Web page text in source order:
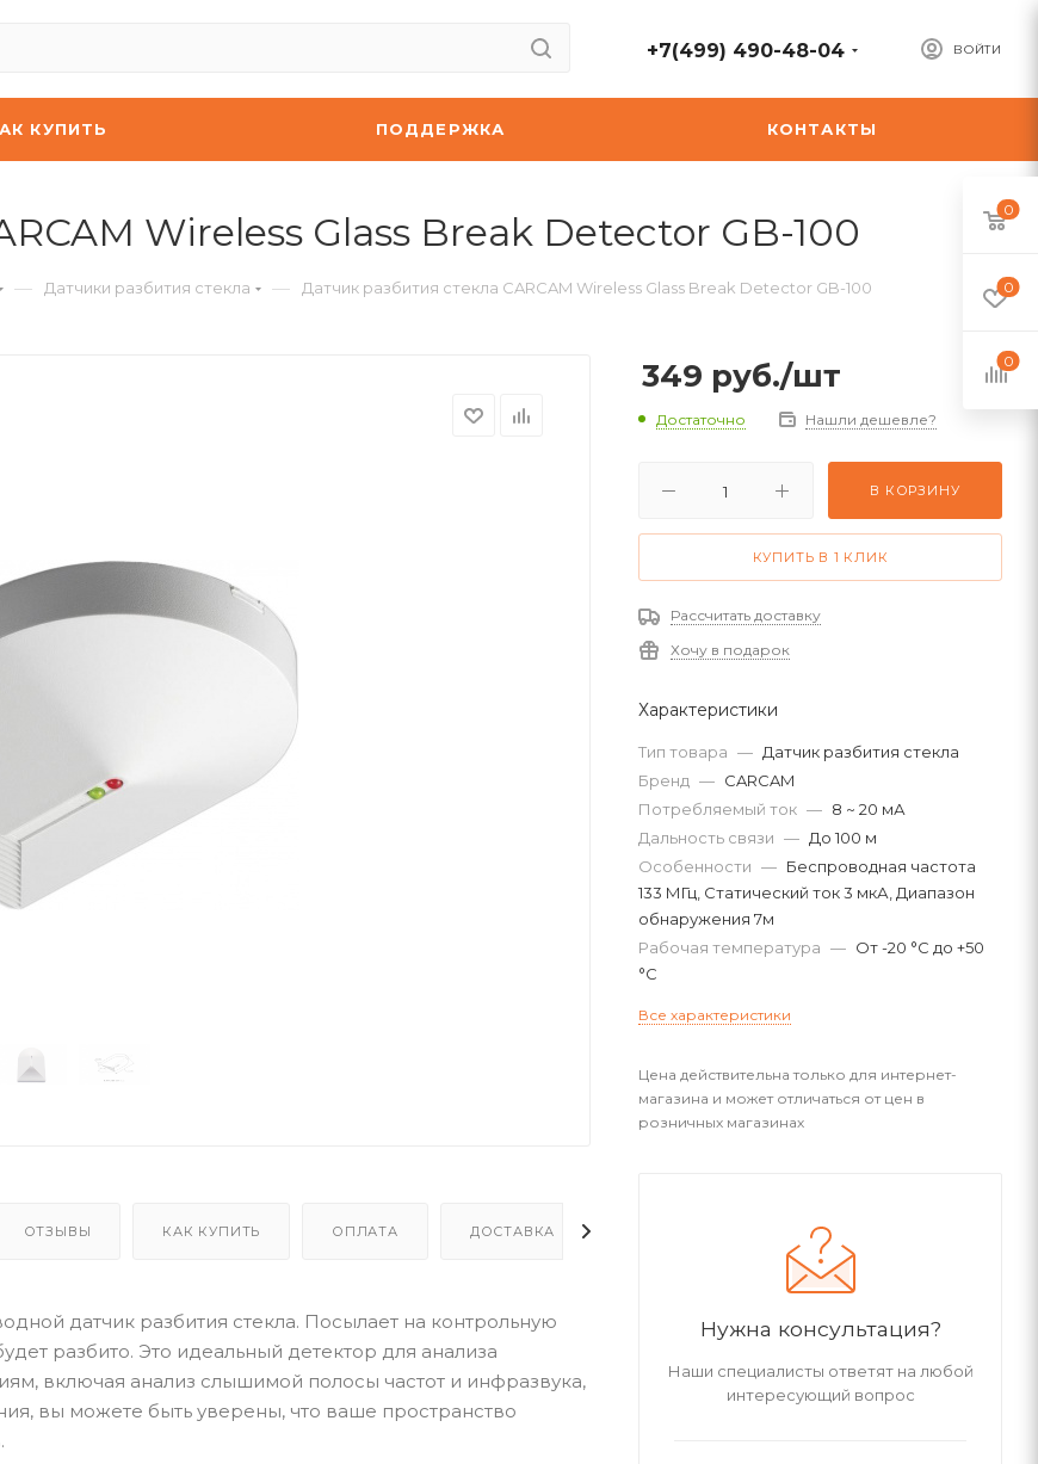
ВОЙТИ
+7(499) 490-48-04
КУПИТЬ ПОДДЕРЖКА КОНТАКТЫ
Wireless Glass Break Detector GB-100
— Датчики разбития стекла — Датчик разбития стекла CARCAM Wireless Glass Break Detector GB-100
ОТЗЫВЫ КАК КУПИТЬ ОПЛАТА ДОСТАВКА
датчик разбития стекла. Посылает на контрольную
разбито. Это идеальный детектор для анализа
включая анализ слышимой полосы частот и инфразвука,
вы можете быть уверены, что ваше пространство
349 руб./шт
Достаточно Нашли дешевле?
В КОРЗИНУ
КУПИТЬ В 1 КЛИК
Рассчитать доставку
Хочу в подарок
Характеристики
Тип товара — Датчик разбития стекла
Бренд — CARCAM
Потребляемый ток — 8 ~ 20 мА
Дальность связи — До 100 м
Особенности — Беспроводная частота
133 МГц, Статический ток 3 мкА, Диапазон
обнаружения 7м
Рабочая температура — От -20 °C до +50
°C
Все характеристики
Цена действительна только для интернет-
магазина и может отличаться от цен в
розничных магазинах
Нужна консультация?
Наши специалисты ответят на любой
интересующий вопрос
0
0
0